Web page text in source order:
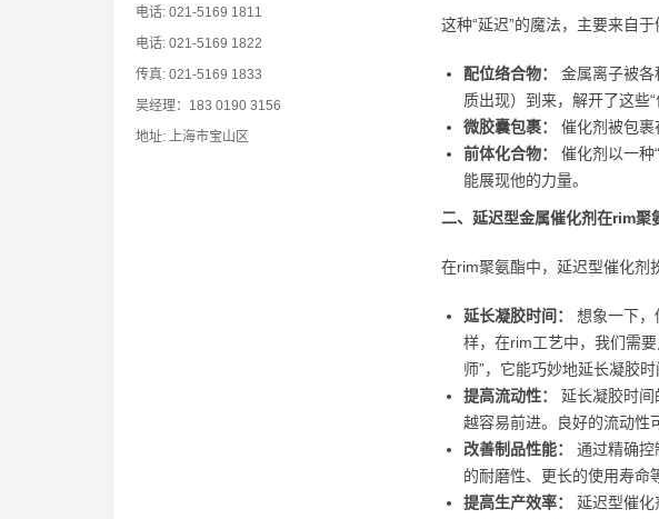
这种“延迟”的魔法，主要来自
配位络合物：
金属离子被各
质出现）到来，解开了这些
微胶囊包裹：
催化剂被包裹
前体化合物：
催化剂以一种
能展现他的力量。
二、延迟型金属催化剂在rim聚
在rim聚氨酯中，延迟型催化剂
延长凝胶时间：
想象一下，
样，在rim工艺中，我们需
师”，它能巧妙地延长凝胶
提高流动性：
延长凝胶时
越容易前进。良好的流动性
改善制品性能：
通过精确控
的耐磨性、更长的使用寿命
提高生产效率：
延迟型催化
电话: 021-5169 1811
电话: 021-5169 1822
传真: 021-5169 1833
吴经理：183 0190 3156
地址: 上海市宝山区